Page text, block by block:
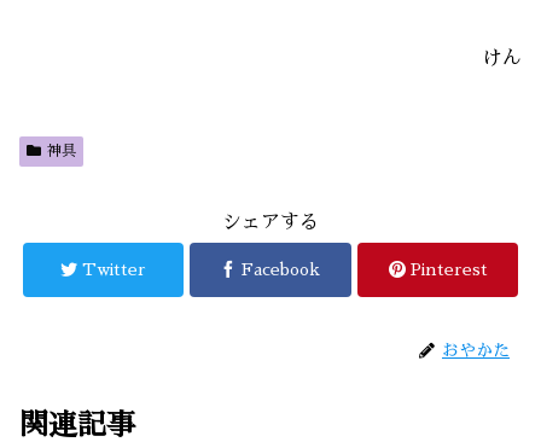
けん
神具
シェアする
Twitter Facebook Pinterest
おやかた
関連記事